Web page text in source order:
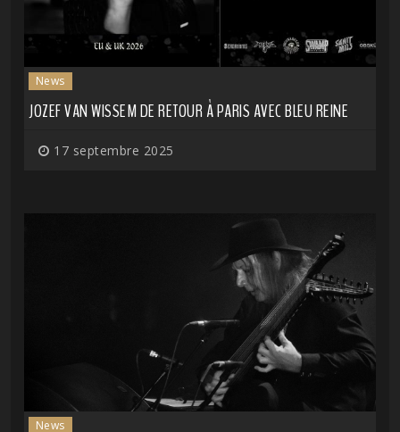
News
JOZEF VAN WISSEM DE RETOUR À PARIS AVEC BLEU REINE
17 septembre 2025
News